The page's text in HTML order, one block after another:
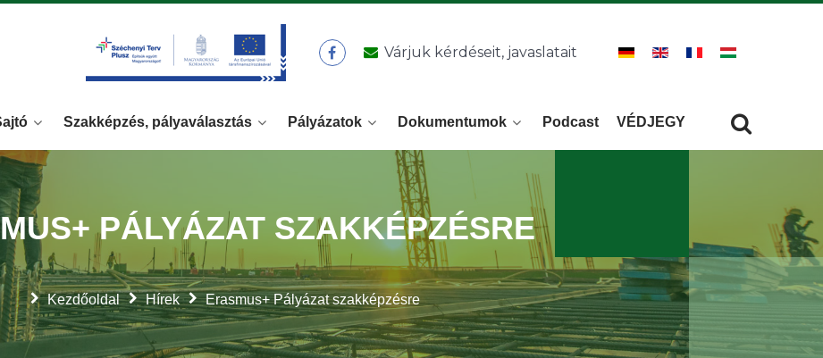
Várjuk kérdéseit, javaslatait
Szakképzés, pályaválasztás Pályázatok Dokumentumok Podcast VÉDJEGY
Kezdőoldal Hírek Erasmus+ Pályázat szakképzésre
PÁLYÁZAT SZAKKÉPZÉSRE